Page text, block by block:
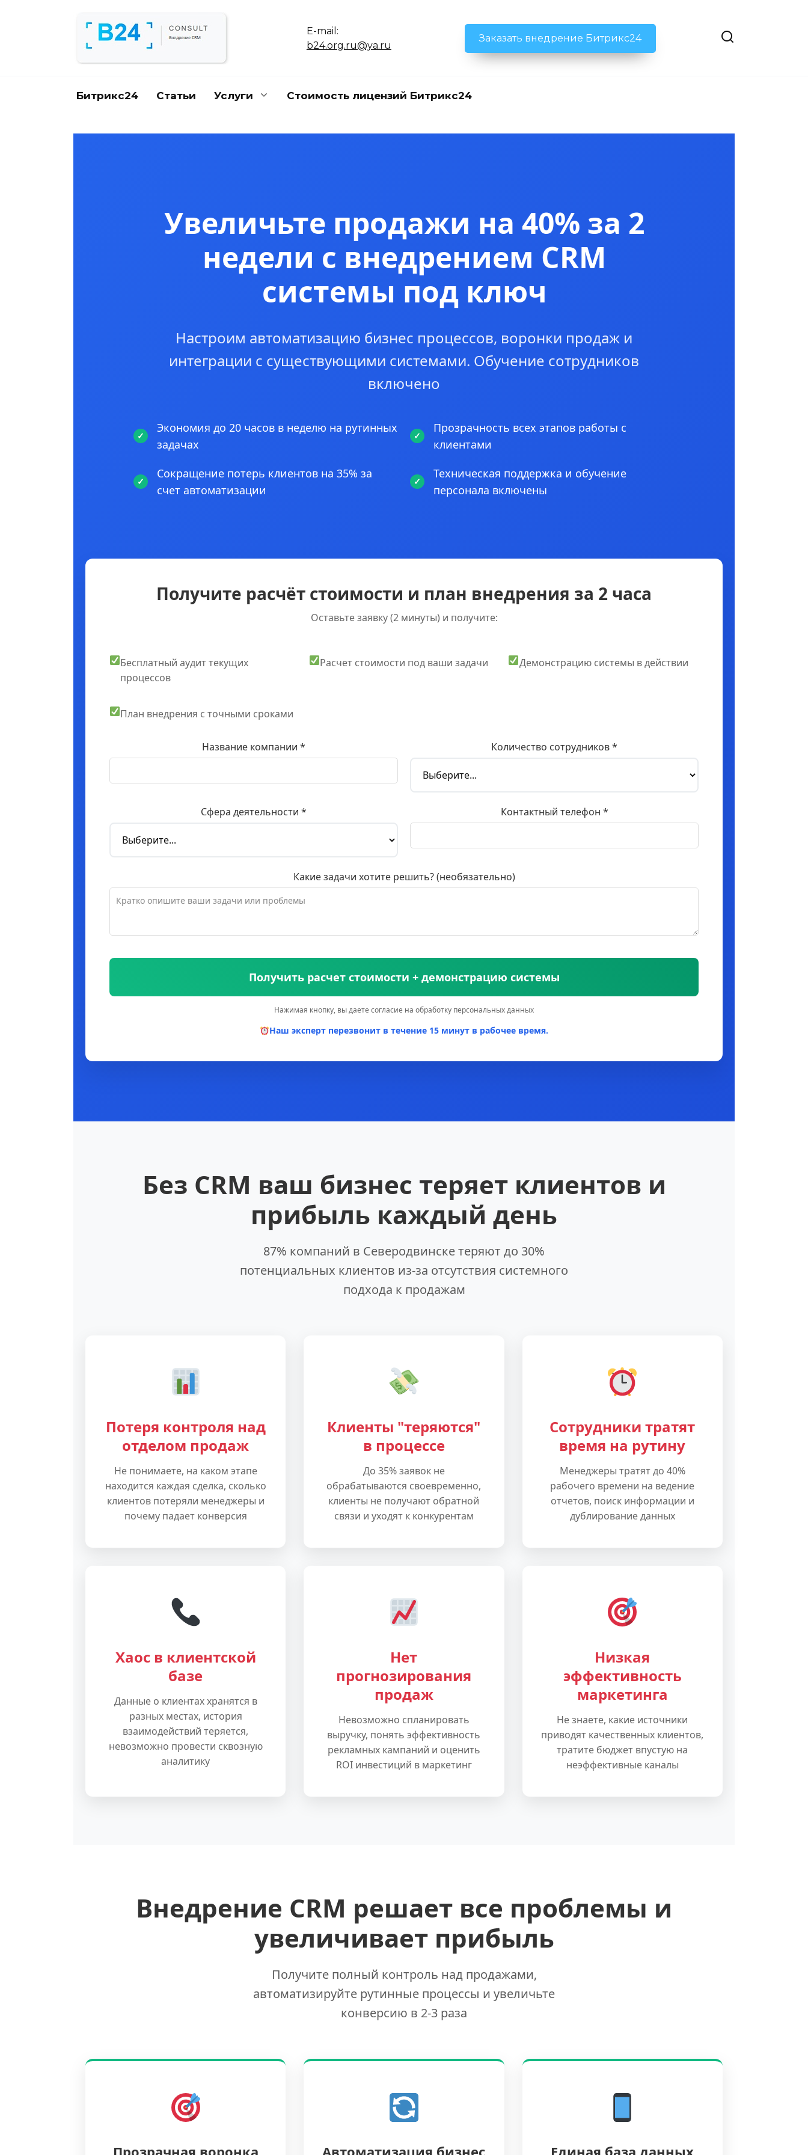
E-mail:
b24.org.ru@ya.ru
Заказать внедрение Битрикс24
Битрикс24 Статьи Услуги Стоимость лицензий Битрикс24
Увеличьте продажи на 40% за 2
недели с внедрением CRM
системы под ключ
Настроим автоматизацию бизнес процессов, воронки продаж и
интеграции с существующими системами. Обучение сотрудников
включено
Экономия до 20 часов в неделю на рутинных
задачах
Прозрачность всех этапов работы с
клиентами
Сокращение потерь клиентов на 35% за
счет автоматизации
Техническая поддержка и обучение
персонала включены
Получите расчёт стоимости и план внедрения за 2 часа
Оставьте заявку (2 минуты) и получите:
Бесплатный аудит текущих
процессов
Расчет стоимости под ваши задачи Демонстрацию системы в действии
План внедрения с точными сроками
Название компании * Количество сотрудников *
Сфера деятельности * Контактный телефон *
Какие задачи хотите решить? (необязательно)
Получить расчет стоимости + демонстрацию системы
Нажимая кнопку, вы даете согласие на обработку персональных данных
Наш эксперт перезвонит в течение 15 минут в рабочее время.
Без CRM ваш бизнес теряет клиентов и
прибыль каждый день
87% компаний в Северодвинске теряют до 30%
потенциальных клиентов из-за отсутствия системного
подхода к продажам
Потеря контроля над
отделом продаж
Не понимаете, на каком этапе
находится каждая сделка, сколько
клиентов потеряли менеджеры и
почему падает конверсия
Клиенты "теряются"
в процессе
До 35% заявок не
обрабатываются своевременно,
клиенты не получают обратной
связи и уходят к конкурентам
Сотрудники тратят
время на рутину
Менеджеры тратят до 40%
рабочего времени на ведение
отчетов, поиск информации и
дублирование данных
Хаос в клиентской
базе
Данные о клиентах хранятся в
разных местах, история
взаимодействий теряется,
невозможно провести сквозную
аналитику
Нет
прогнозирования
продаж
Невозможно спланировать
выручку, понять эффективность
рекламных кампаний и оценить
ROI инвестиций в маркетинг
Низкая
эффективность
маркетинга
Не знаете, какие источники
приводят качественных клиентов,
тратите бюджет впустую на
неэффективные каналы
Внедрение CRM решает все проблемы и
увеличивает прибыль
Получите полный контроль над продажами,
автоматизируйте рутинные процессы и увеличьте
конверсию в 2-3 раза
Прозрачная воронка Автоматизация бизнес Единая база данных